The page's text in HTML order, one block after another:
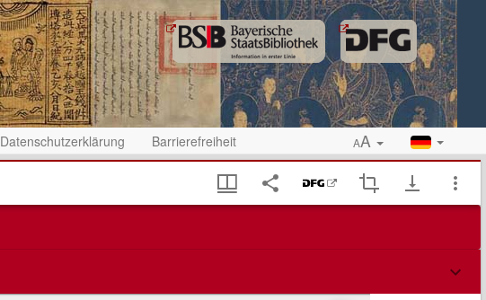
Datenschutzerklärung Barrierefreiheit AA